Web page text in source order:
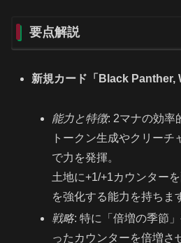
要点解説
新規カード「Black Panther,
能力と特徴: 2マナの効率
トークン生成やクリーチ
で力を発揮。
土地に+1/+1カウンター
を強化する能力を持ちま
戦略: 特に「倍増の季節
ったカウンターを倍増さ